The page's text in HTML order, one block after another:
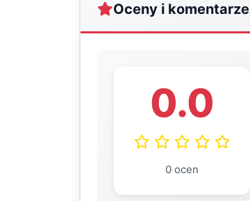
Oceny i komentarze
0.0
0 ocen